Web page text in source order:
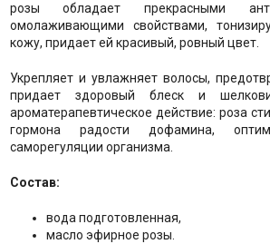
розы обладает прекрасными
омолаживающими свойствами,
кожу, придает ей красивый, ровный цвет.
Укрепляет и увлажняет волосы,
придает здоровый блеск и
ароматерапевтическое действие: роза
гормона радости дофамина,
саморегуляции организма.
Состав:
вода подготовленная,
масло эфирное розы.